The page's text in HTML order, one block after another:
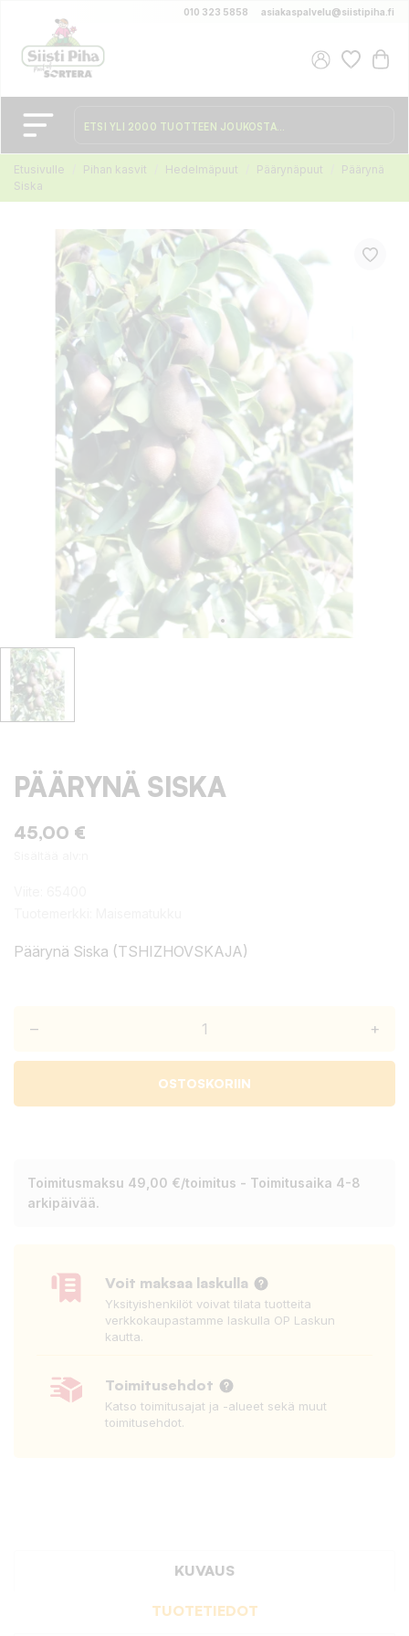
010 323 5858 asiakaspalvelu@siistipiha.fi
Etusivulle Pihan kasvit Hedelmäpuut Päärynäpuut
Päärynä
Siska
PÄÄRYNÄ SISKA
45,00 €
Päärynä Siska (TSHIZHOVSKAJA)
– +
OSTOSKORIIN
Toimitusmaksu 49,00 €/toimitus - Toimitusaika 4-8
arkipäivää.
Voit maksaa laskulla
Yksityishenkilöt voivat tilata tuotteita
verkkokaupastamme laskulla OP Laskun
kautta.
Toimitusehdot
Katso toimitusajat ja -alueet sekä muut
toimitusehdot.
KUVAUS
TUOTETIEDOT